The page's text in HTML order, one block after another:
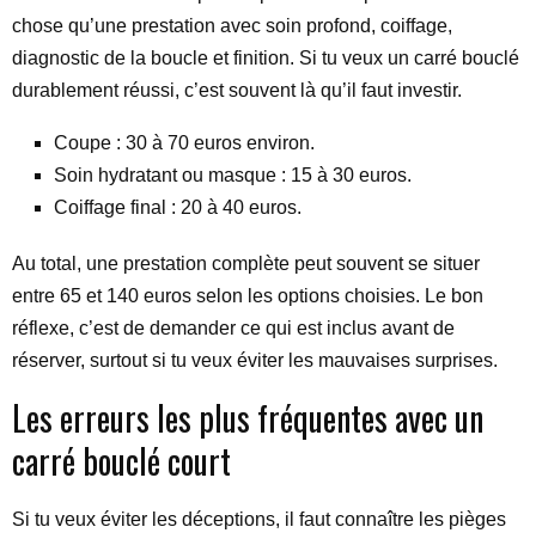
chose qu’une prestation avec soin profond, coiffage,
diagnostic de la boucle et finition. Si tu veux un carré bouclé
durablement réussi, c’est souvent là qu’il faut investir.
Coupe : 30 à 70 euros environ.
Soin hydratant ou masque : 15 à 30 euros.
Coiffage final : 20 à 40 euros.
Au total, une prestation complète peut souvent se situer
entre 65 et 140 euros selon les options choisies. Le bon
réflexe, c’est de demander ce qui est inclus avant de
réserver, surtout si tu veux éviter les mauvaises surprises.
Les erreurs les plus fréquentes avec un
carré bouclé court
Si tu veux éviter les déceptions, il faut connaître les pièges